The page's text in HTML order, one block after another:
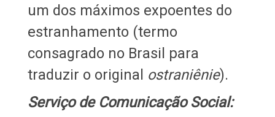
um dos máximos expoentes do
estranhamento (termo
consagrado no Brasil para
traduzir o original ostraniênie).
Serviço de Comunicação Social: